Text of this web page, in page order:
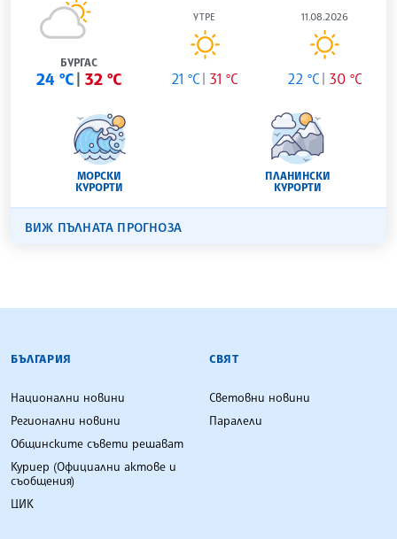
БУРГАС
24 °C 32 °C
УТРЕ
21 °C 31 °C
11.08.2026
22 °C 30 °C
МОРСКИ
КУРОРТИ
ПЛАНИНСКИ
КУРОРТИ
ВИЖ ПЪЛНАТА ПРОГНОЗА
БЪЛГАРСКА ТЕЛЕГРАФНА АГЕНЦИЯ
БЪЛГАРИЯ
Национални новини
Регионални новини
Общинските съвети решават
Куриер (Официални актове и
съобщения)
ЦИК
СВЯТ
Световни новини
Паралели